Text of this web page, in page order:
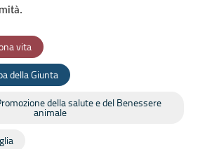
vita
della Giunta
della salute e del Benessere
animale